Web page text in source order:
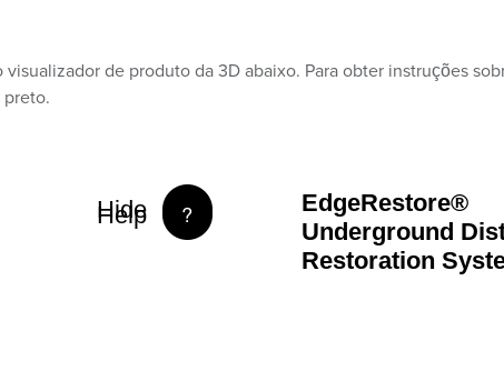
de produto da 3D abaixo. Para obter instruções